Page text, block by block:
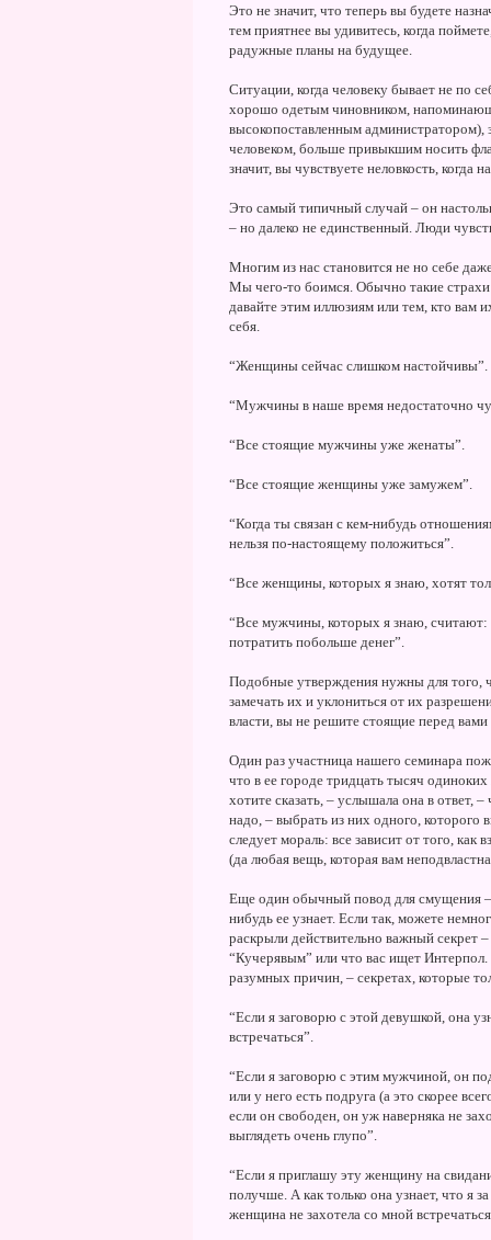
Это не значит, что теперь вы будете
тем приятнее вы удивитесь, когда
радужные планы на будущее.
Ситуации, когда человеку бывает не по
хорошо одетым чиновником,
высокопоставленным администратором),
человеком, больше привыкшим носить
значит, вы чувствуете неловкость, когда
Это самый типичный случай – он
– но далеко не единственный. Люди
Многим из нас становится не но себе
Мы чего-то боимся. Обычно такие
давайте этим иллюзиям или тем, кто вам
себя.
“Женщины сейчас слишком настойчивы”.
“Мужчины в наше время недостаточно
“Все стоящие мужчины уже женаты”.
“Все стоящие женщины уже замужем”.
“Когда ты связан с кем-нибудь
нельзя по-настоящему положиться”.
“Все женщины, которых я знаю, хотят
“Все мужчины, которых я знаю, считают:
потратить побольше денег”.
Подобные утверждения нужны для того,
замечать их и уклониться от их
власти, вы не решите стоящие перед вами
Один раз участница нашего семинара
что в ее городе тридцать тысяч
хотите сказать, – услышала она в ответ,
надо, – выбрать из них одного,
следует мораль: все зависит от того, как
(да любая вещь, которая вам
Еще один обычный повод для смущения –
нибудь ее узнает. Если так, можете
раскрыли действительно важный секрет
“Кучерявым” или что вас ищет
разумных причин, – секретах, которые
“Если я заговорю с этой девушкой, она
встречаться”.
“Если я заговорю с этим мужчиной, он
или у него есть подруга (а это скорее
если он свободен, он уж наверняка не
выглядеть очень глупо”.
“Если я приглашу эту женщину на
получше. А как только она узнает, что я
женщина не захотела со мной